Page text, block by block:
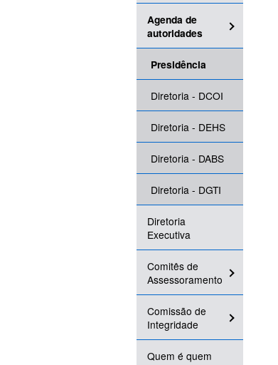
Agenda de
autoridades
Presidência
Diretoria - DCOI
Diretoria - DEHS
Diretoria - DABS
Diretoria - DGTI
Diretoria
Executiva
Comitês de
Assessoramento
Comissão de
Integridade
Quem é quem